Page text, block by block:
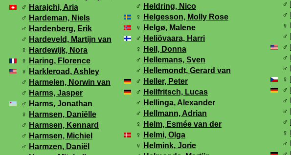
♂ Harajchi, Aria
♂ Hardeman, Niels
♂ Hardenberg, Erik
♂ Hardeveld, Martijn van
♀ Hardewijk, Nora
♀ Haring, Florence
♀ Harkleroad, Ashley
♂ Harmelen, Norwin van
♂ Harms, Jasper
♂ Harms, Jonathan
♀ Harmsen, Daniëlle
♂ Harmsen, Kennard
♂ Harmsen, Michiel
♂ Harmzen, Daniël
♂ Heldring, Nico
♀ Helgesson, Molly Rose
♀ Helgø, Malene
♂ Heliövaara, Harri
♀ Hell, Donna
♂ Hellemans, Sven
♂ Hellemondt, Gerard van
♂ Heller, Peter
♂ Hellfritsch, Lucas
♂ Hellinga, Alexander
♂ Hellmann, Adrian
♀ Helm, Esmée van der
♀ Helmi, Olga
♀ Helmink, Jorie
♂
♂
♀
♂
♂
♂
♂
♀
♂
♂
♂
♂
♀
♂